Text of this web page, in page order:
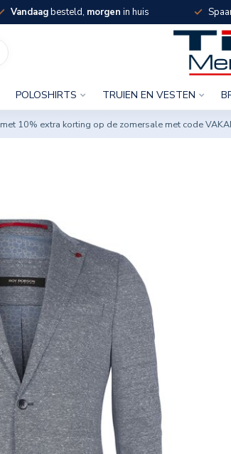
Vandaagbesteld, morgen in huis
POLOSHIRTS TRUIEN EN VESTEN
10% extra korting op de zomersale met code